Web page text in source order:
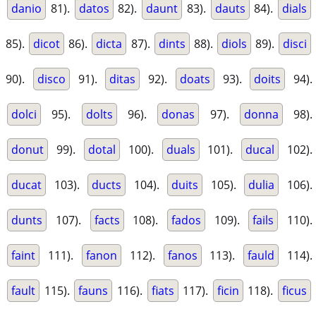
danio 81). datos 82). daunt 83). dauts 84). dials
85). dicot 86). dicta 87). dints 88). diols 89). disci
90). disco 91). ditas 92). doats 93). doits 94).
dolci 95). dolts 96). donas 97). donna 98).
donut 99). dotal 100). duals 101). ducal 102).
ducat 103). ducts 104). duits 105). dulia 106).
dunts 107). facts 108). fados 109). fails 110).
faint 111). fanon 112). fanos 113). fauld 114).
fault 115). fauns 116). fiats 117). ficin 118). ficus